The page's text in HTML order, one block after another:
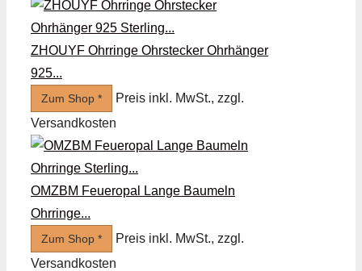
ZHOUYF Ohrringe Ohrstecker Ohrhänger
925...
Zum Shop *
Preis inkl. MwSt., zzgl.
Versandkosten
OMZBM Feueropal Lange Baumeln
Ohrringe...
Zum Shop *
Preis inkl. MwSt., zzgl.
Versandkosten